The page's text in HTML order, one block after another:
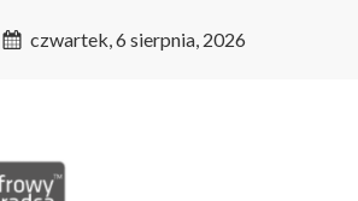
czwartek, 6 sierpnia, 2026